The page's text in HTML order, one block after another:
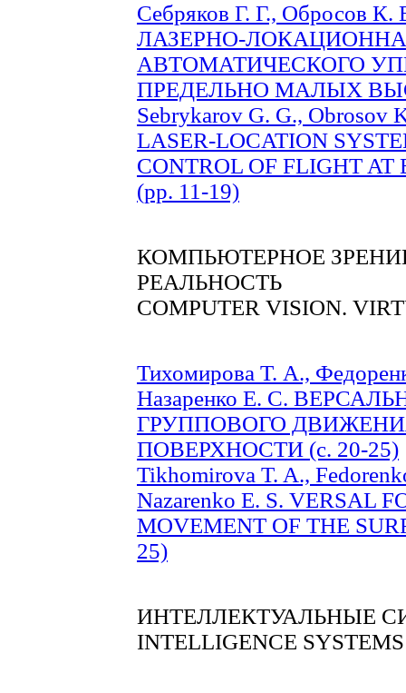
Себряков Г. Г., Обросов
ЛАЗЕРНО-
АВТОМАТИЧЕСКОГО
ПРЕДЕЛЬНО МАЛЫХ
Sebrykarov G. G., Obrosov
LASER-LOCATION
CONTROL OF FLIGHT
(pp. 11-19)
КОМПЬЮТЕРНОЕ
РЕАЛЬНОСТЬ
COMPUTER VISION.
Тихомирова Т. А.,
Назаренко Е. С.
ГРУППОВОГО
ПОВЕРХНОСТИ (c. 20-25)
Tikhomirova T. A.,
Nazarenko E. S. VERSAL
MOVEMENT OF THE
25)
ИНТЕЛЛЕКТУАЛЬНЫЕ
INTELLIGENCE SYSTEMS